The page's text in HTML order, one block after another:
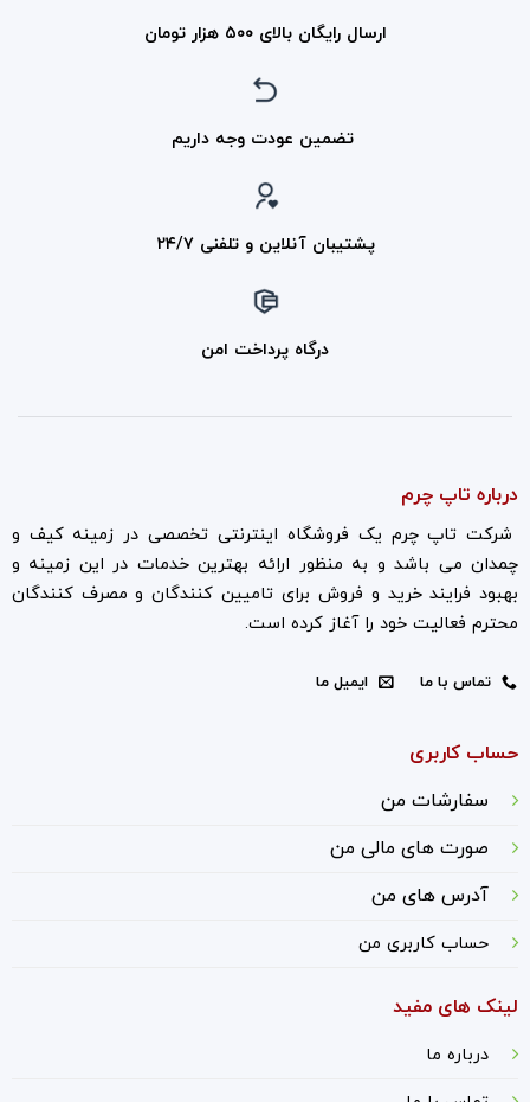
ارسال رایگان بالای ۵۰۰ هزار تومان
تضمین عودت وجه داریم
پشتیبان آنلاین و تلفنی ۲۴/۷
درگاه پرداخت امن
درباره تاپ چرم
شرکت تاپ چرم یک فروشگاه اینترنتی تخصصی در زمینه کیف و
چمدان می باشد و به منظور ارائه بهترین خدمات در این زمینه و
بهبود فرایند خرید و فروش برای تامیین کنندگان و مصرف کنندگان
محترم فعالیت خود را آغاز کرده است.
تماس با ما ایمیل ما
حساب کاربری
سفارشات من
صورت های مالی من
آدرس های من
حساب کاربری من
لینک های مفید
درباره ما